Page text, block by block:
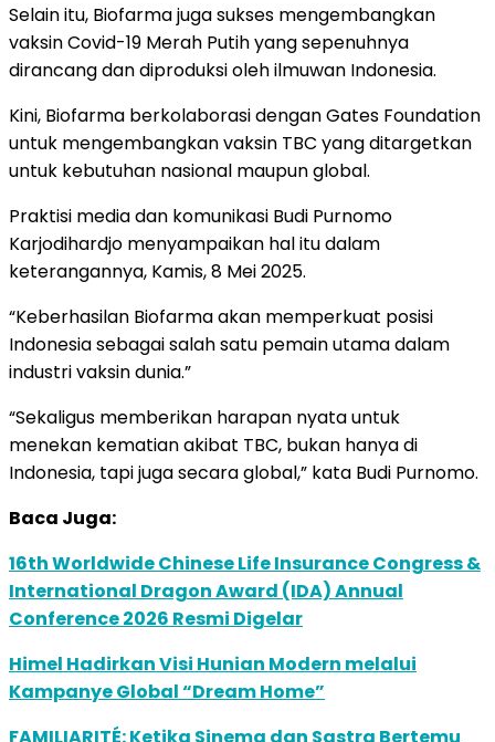
Selain itu, Biofarma juga sukses mengembangkan
vaksin Covid-19 Merah Putih yang sepenuhnya
dirancang dan diproduksi oleh ilmuwan Indonesia.
Kini, Biofarma berkolaborasi dengan Gates Foundation
untuk mengembangkan vaksin TBC yang ditargetkan
untuk kebutuhan nasional maupun global.
Praktisi media dan komunikasi Budi Purnomo
Karjodihardjo menyampaikan hal itu dalam
keterangannya, Kamis, 8 Mei 2025.
“Keberhasilan Biofarma akan memperkuat posisi
Indonesia sebagai salah satu pemain utama dalam
industri vaksin dunia.”
“Sekaligus memberikan harapan nyata untuk
menekan kematian akibat TBC, bukan hanya di
Indonesia, tapi juga secara global,” kata Budi Purnomo.
Baca Juga:
16th Worldwide Chinese Life Insurance Congress &
International Dragon Award (IDA) Annual
Conference 2026 Resmi Digelar
Himel Hadirkan Visi Hunian Modern melalui
Kampanye Global “Dream Home”
FAMILIARITÉ: Ketika Sinema dan Sastra Bertemu